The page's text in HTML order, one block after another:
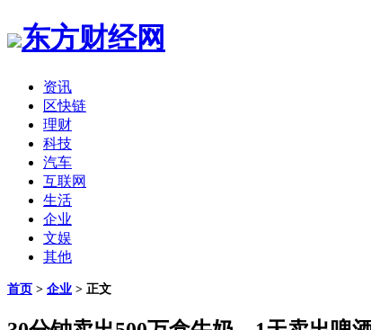
东方财经网
资讯
区快链
理财
科技
汽车
互联网
生活
企业
文娱
其他
首页 > 企业 > 正文